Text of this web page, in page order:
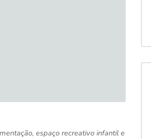
espaço recreativo infantil e